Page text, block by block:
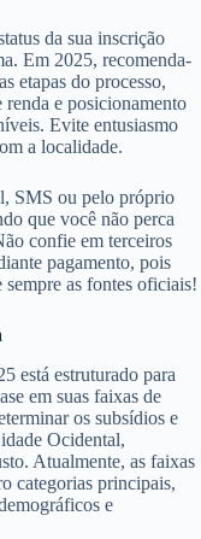
da sua inscrição
Em 2025, recomenda-
etapas do processo,
e posicionamento
Evite entusiasmo
a localidade.
SMS ou pelo próprio
que você não perca
confie em terceiros
pagamento, pois
as fontes oficiais!
está estruturado para
em suas faixas de
os subsídios e
Ocidental,
Atualmente, as faixas
categorias principais,
e